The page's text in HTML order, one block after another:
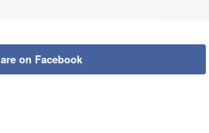
on Facebook